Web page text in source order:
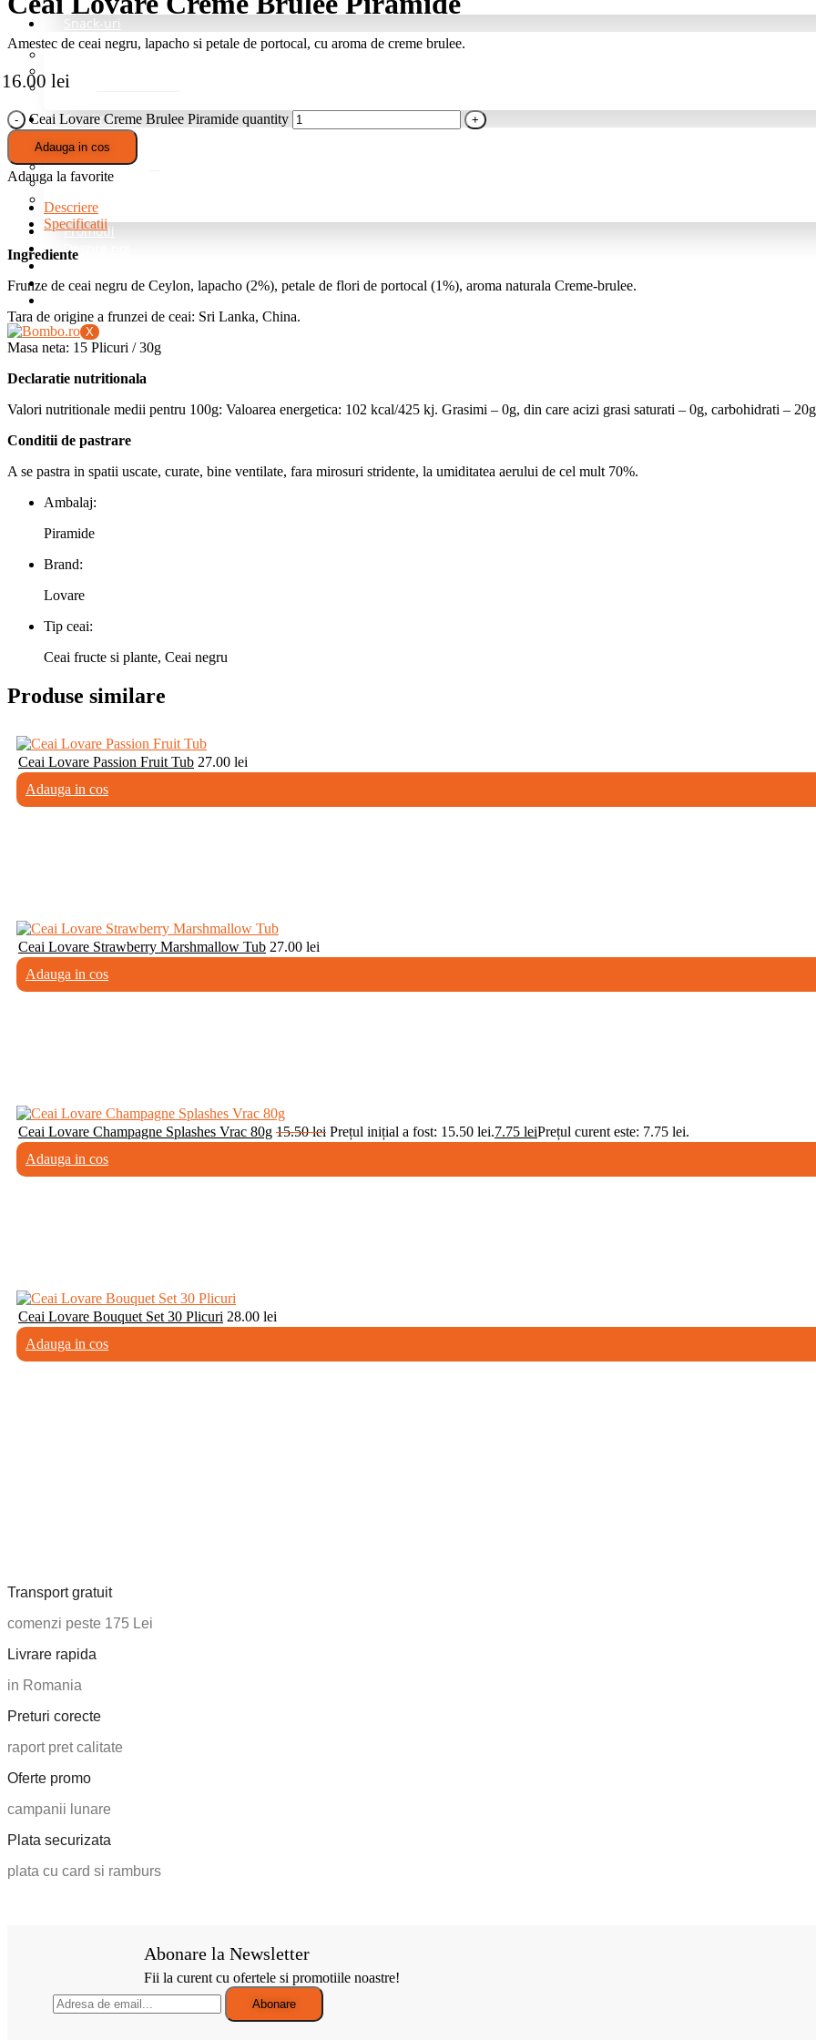
Snack-uri
Fructe deshidratate
Mix de nuci si fructe
Nuci
Condimente
Grill si Barbeque
Mixuri de baza
Pentru cartofi
Professional – fara sare
Promotii
Despre noi
Blog
Intrebari Frecvente
X
Amestec de ceai negru, lapacho si petale de portocal, cu aroma de creme brulee.
16.00 lei
Ceai Lovare Creme Brulee Piramide quantity
Adauga in cos
Adauga la favorite
Descriere
Specificatii
Ingrediente
Frunze de ceai negru de Ceylon, lapacho (2%), petale de flori de portocal (1%), aroma naturala Creme-brulee.
Tara de origine a frunzei de ceai: Sri Lanka, China.
Masa neta: 15 Plicuri / 30g
Declaratie nutritionala
Valori nutritionale medii pentru 100g: Valoarea energetica: 102 kcal/425 kj. Grasimi – 0g, din care acizi grasi saturati – 0g, carbohidrati –
Conditii de pastrare
A se pastra in spatii uscate, curate, bine ventilate, fara mirosuri stridente, la umiditatea aerului de cel mult 70%.
Ambalaj:
Piramide
Brand:
Lovare
Tip ceai:
Ceai fructe si plante, Ceai negru
Produse similare
Ceai Lovare Passion Fruit Tub 27.00 lei
Adauga in cos
Ceai Lovare Strawberry Marshmallow Tub 27.00 lei
Adauga in cos
Ceai Lovare Champagne Splashes Vrac 80g 15.50lei Prețul inițial a fost: 15.50 lei.7.75 leiPrețul curent este: 7.75 lei.
Adauga in cos
Ceai Lovare Bouquet Set 30 Plicuri 28.00 lei
Adauga in cos
Transport gratuit
comenzi peste 175 Lei
Livrare rapida
in Romania
Preturi corecte
raport pret calitate
Oferte promo
campanii lunare
Plata securizata
plata cu card si ramburs
Abonare la Newsletter
Fii la curent cu ofertele si promotiile noastre!